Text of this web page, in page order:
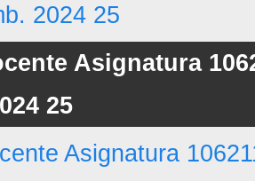
2024 25
Asignatura
25
Asignatura